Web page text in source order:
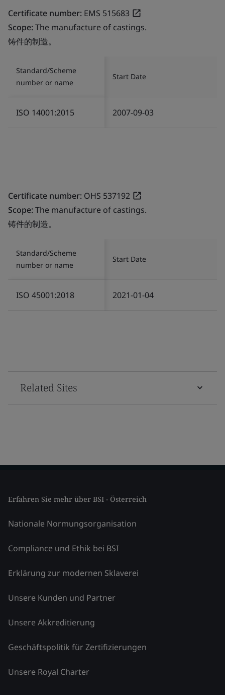
Certificate number: EMS 515683
Scope:The manufacture of castings.
铸件的制造。
Standard/Scheme
number or name
Start Date
ISO 14001:2015 2007-09-03
Certificate number: OHS 537192
Scope:The manufacture of castings.
铸件的制造。
Standard/Scheme
number or name
Start Date
ISO 45001:2018 2021-01-04
Related Sites
Erfahren Sie mehr über BSI - Österreich
Nationale Normungsorganisation
Compliance und Ethik bei BSI
Erklärung zur modernen Sklaverei
Unsere Kunden und Partner
Unsere Akkreditierung
Geschäftspolitik für Zertifizierungen
Unsere Royal Charter